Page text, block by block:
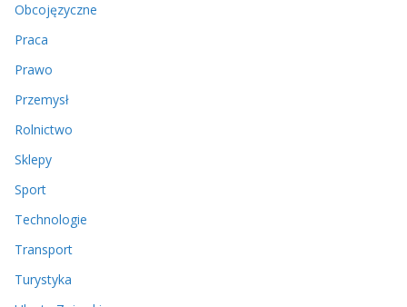
Obcojęzyczne
Praca
Prawo
Przemysł
Rolnictwo
Sklepy
Sport
Technologie
Transport
Turystyka